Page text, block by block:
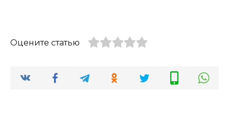
Оцените статью